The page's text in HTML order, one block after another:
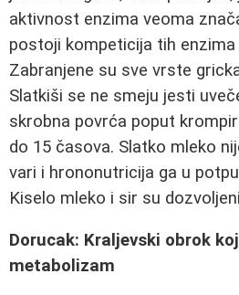
aktivnost enzima veoma
postoji kompeticija tih enzima
Zabranjene su sve vrste
Slatkiši se ne smeju jesti
skrobna povrća poput
do 15 časova. Slatko mleko
vari i hrononutricija ga u
Kiselo mleko i sir su
Dorucak: Kraljevski obrok
metabolizam